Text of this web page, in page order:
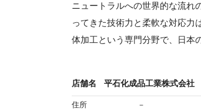
ニュートラルへの世界的な流れ
ってきた技術力と柔軟な対応力
体加工という専門分野で、日本
店舗名 平石化成品工業株式会社
住所 －